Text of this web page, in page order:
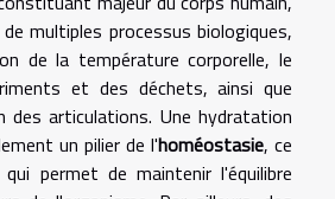
multiples processus biologiques,
de la température corporelle, le
et des déchets, ainsi que
des articulations. Une hydratation
un pilier de l'homéostasie, ce
permet de maintenir l'équilibre